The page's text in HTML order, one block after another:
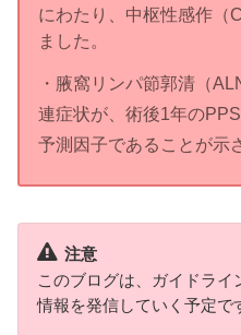
にわたり、中枢性感作（
ました。
・腋窩リンパ節郭清（
連症状が、術後1年の
予測因子であることが示
注意
このブログは、ガイドライ
情報を発信していく予定で